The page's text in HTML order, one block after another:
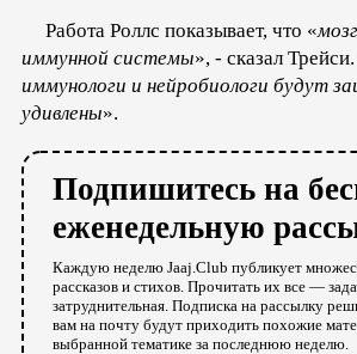
Работа Роллс показывает, что «
иммунной системы», - сказал
иммунологи и нейробиологи будут
удивлены».
Подпишитесь на
еженедельную
Каждую неделю Jaaj.Club публикует
рассказов и стихов. Прочитать их все —
затруднительная. Подписка на рассылку
вам на почту будут приходить похожие
выбранной тематике за последнюю неделю.